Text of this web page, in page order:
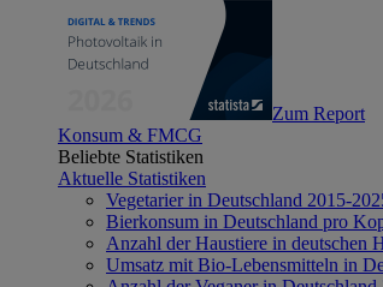
Zum Report
Konsum & FMCG
Beliebte Statistiken
Aktuelle Statistiken
Vegetarier in Deutschland 2015-
Bierkonsum in Deutschland pro
Anzahl der Haustiere in deutschen
Umsatz mit Bio-Lebensmitteln in